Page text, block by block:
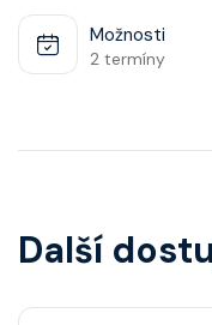
Možnosti
2 termíny
Další